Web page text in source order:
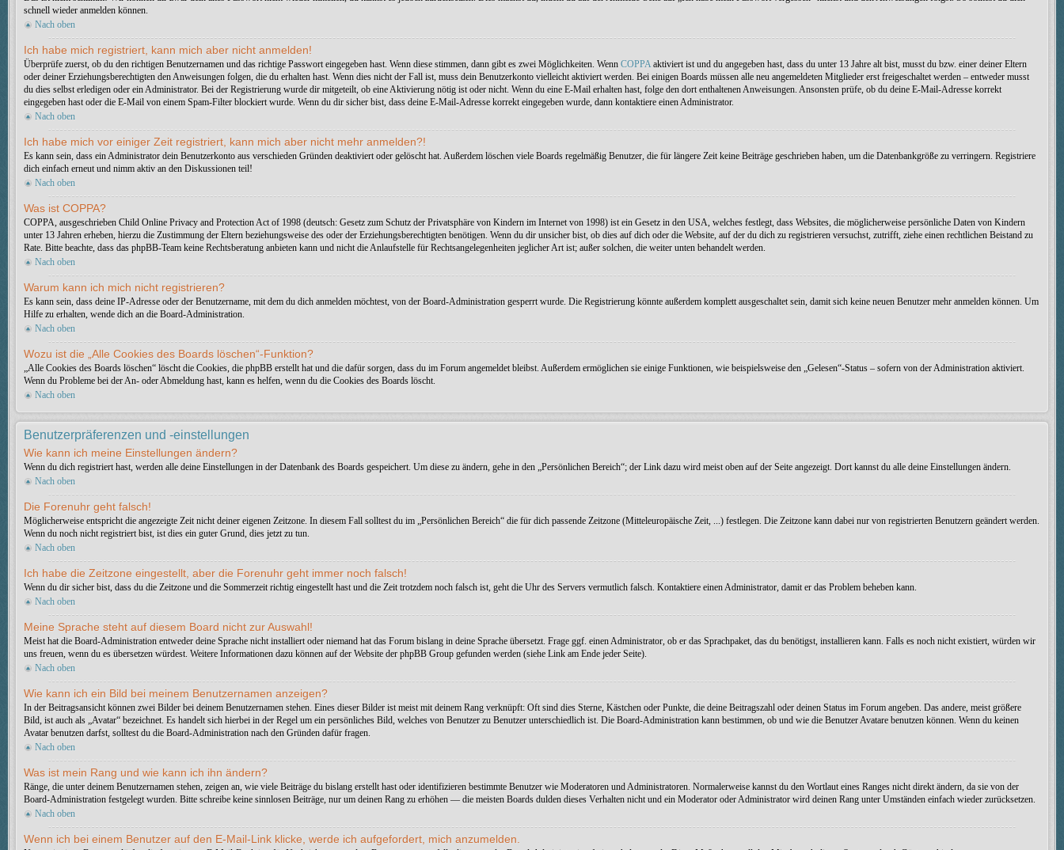
schnell wieder anmelden können.
Nach oben
Ich habe mich registriert, kann mich aber nicht anmelden!
Überprüfe zuerst, ob du den richtigen Benutzernamen und das richtige Passwort eingegeben hast. Wenn diese stimmen, dann gibt es zwei Möglichkeiten. Wenn COPPAaktiviert ist und du angegeben hast, dass du unter 13 Jahre alt bist, musst du bzw. einer deiner Eltern
oder deiner Erziehungsberechtigten den Anweisungen folgen, die du erhalten hast. Wenn dies nicht der Fall ist, muss dein Benutzerkonto vielleicht aktiviert werden. Bei einigen Boards müssen alle neu angemeldeten Mitglieder erst freigeschaltet werden – entweder musst
du dies selbst erledigen oder ein Administrator. Bei der Registrierung wurde dir mitgeteilt, ob eine Aktivierung nötig ist oder nicht. Wenn du eine E-Mail erhalten hast, folge den dort enthaltenen Anweisungen. Ansonsten prüfe, ob du deine E-Mail-Adresse korrekt
eingegeben hast oder die E-Mail von einem Spam-Filter blockiert wurde. Wenn du dir sicher bist, dass deine E-Mail-Adresse korrekt eingegeben wurde, dann kontaktiere einen Administrator.
Nach oben
Ich habe mich vor einiger Zeit registriert, kann mich aber nicht mehr anmelden?!
Es kann sein, dass ein Administrator dein Benutzerkonto aus verschieden Gründen deaktiviert oder gelöscht hat. Außerdem löschen viele Boards regelmäßig Benutzer, die für längere Zeit keine Beiträge geschrieben haben, um die Datenbankgröße zu verringern. Registriere
dich einfach erneut und nimm aktiv an den Diskussionen teil!
Nach oben
Was ist COPPA?
COPPA, ausgeschrieben Child Online Privacy and Protection Act of 1998 (deutsch: Gesetz zum Schutz der Privatsphäre von Kindern im Internet von 1998) ist ein Gesetz in den USA, welches festlegt, dass Websites, die möglicherweise persönliche Daten von Kindern
unter 13 Jahren erheben, hierzu die Zustimmung der Eltern beziehungsweise des oder der Erziehungsberechtigten benötigen. Wenn du dir unsicher bist, ob dies auf dich oder die Website, auf der du dich zu registrieren versuchst, zutrifft, ziehe einen rechtlichen Beistand zu
Rate. Bitte beachte, dass das phpBB-Team keine Rechtsberatung anbieten kann und nicht die Anlaufstelle für Rechtsangelegenheiten jeglicher Art ist; außer solchen, die weiter unten behandelt werden.
Nach oben
Warum kann ich mich nicht registrieren?
Es kann sein, dass deine IP-Adresse oder der Benutzername, mit dem du dich anmelden möchtest, von der Board-Administration gesperrt wurde. Die Registrierung könnte außerdem komplett ausgeschaltet sein, damit sich keine neuen Benutzer mehr anmelden können. Um
Hilfe zu erhalten, wende dich an die Board-Administration.
Nach oben
Wozu ist die „Alle Cookies des Boards löschen“-Funktion?
„Alle Cookies des Boards löschen“ löscht die Cookies, die phpBB erstellt hat und die dafür sorgen, dass du im Forum angemeldet bleibst. Außerdem ermöglichen sie einige Funktionen, wie beispielsweise den „Gelesen“-Status – sofern von der Administration aktiviert.
Wenn du Probleme bei der An- oder Abmeldung hast, kann es helfen, wenn du die Cookies des Boards löscht.
Nach oben
Benutzerpräferenzen und -einstellungen
Wie kann ich meine Einstellungen ändern?
Wenn du dich registriert hast, werden alle deine Einstellungen in der Datenbank des Boards gespeichert. Um diese zu ändern, gehe in den „Persönlichen Bereich“; der Link dazu wird meist oben auf der Seite angezeigt. Dort kannst du alle deine Einstellungen ändern.
Nach oben
Die Forenuhr geht falsch!
Möglicherweise entspricht die angezeigte Zeit nicht deiner eigenen Zeitzone. In diesem Fall solltest du im „Persönlichen Bereich“ die für dich passende Zeitzone (Mitteleuropäische Zeit, ...) festlegen. Die Zeitzone kann dabei nur von registrierten Benutzern geändert werden.
Wenn du noch nicht registriert bist, ist dies ein guter Grund, dies jetzt zu tun.
Nach oben
Ich habe die Zeitzone eingestellt, aber die Forenuhr geht immer noch falsch!
Wenn du dir sicher bist, dass du die Zeitzone und die Sommerzeit richtig eingestellt hast und die Zeit trotzdem noch falsch ist, geht die Uhr des Servers vermutlich falsch. Kontaktiere einen Administrator, damit er das Problem beheben kann.
Nach oben
Meine Sprache steht auf diesem Board nicht zur Auswahl!
Meist hat die Board-Administration entweder deine Sprache nicht installiert oder niemand hat das Forum bislang in deine Sprache übersetzt. Frage ggf. einen Administrator, ob er das Sprachpaket, das du benötigst, installieren kann. Falls es noch nicht existiert, würden wir
uns freuen, wenn du es übersetzen würdest. Weitere Informationen dazu können auf der Website der phpBB Group gefunden werden (siehe Link am Ende jeder Seite).
Nach oben
Wie kann ich ein Bild bei meinem Benutzernamen anzeigen?
In der Beitragsansicht können zwei Bilder bei deinem Benutzernamen stehen. Eines dieser Bilder ist meist mit deinem Rang verknüpft: Oft sind dies Sterne, Kästchen oder Punkte, die deine Beitragszahl oder deinen Status im Forum angeben. Das andere, meist größere
Bild, ist auch als „Avatar“ bezeichnet. Es handelt sich hierbei in der Regel um ein persönliches Bild, welches von Benutzer zu Benutzer unterschiedlich ist. Die Board-Administration kann bestimmen, ob und wie die Benutzer Avatare benutzen können. Wenn du keinen
Avatar benutzen darfst, solltest du die Board-Administration nach den Gründen dafür fragen.
Nach oben
Was ist mein Rang und wie kann ich ihn ändern?
Ränge, die unter deinem Benutzernamen stehen, zeigen an, wie viele Beiträge du bislang erstellt hast oder identifizieren bestimmte Benutzer wie Moderatoren und Administratoren. Normalerweise kannst du den Wortlaut eines Ranges nicht direkt ändern, da sie von der
Board-Administration festgelegt wurden. Bitte schreibe keine sinnlosen Beiträge, nur um deinen Rang zu erhöhen — die meisten Boards dulden dieses Verhalten nicht und ein Moderator oder Administrator wird deinen Rang unter Umständen einfach wieder zurücksetzen.
Nach oben
Wenn ich bei einem Benutzer auf den E-Mail-Link klicke, werde ich aufgefordert, mich anzumelden.